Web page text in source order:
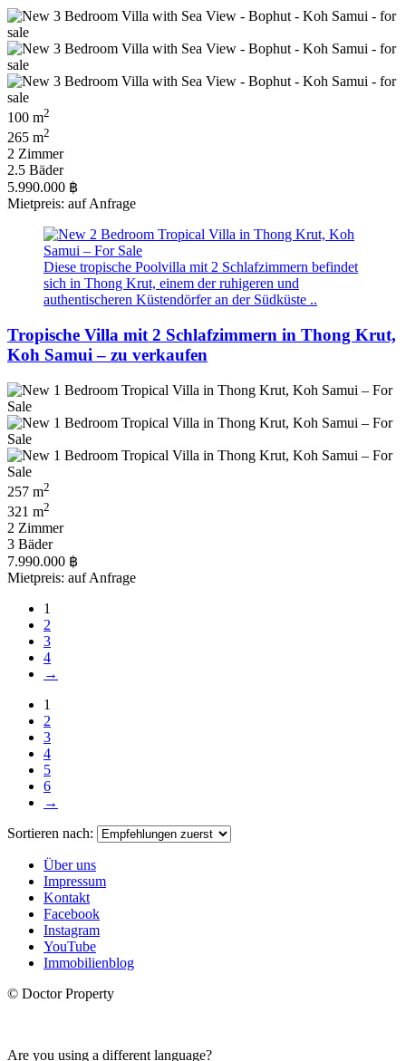
100 m2
265 m2
2 Zimmer
2.5 Bäder
5.990.000 ฿
Mietpreis: auf Anfrage
Diese tropische Poolvilla mit 2 Schlafzimmern befindet
sich in Thong Krut, einem der ruhigeren und
authentischeren Küstendörfer an der Südküste ..
Tropische Villa mit 2 Schlafzimmern in Thong Krut,
Koh Samui – zu verkaufen
257 m2
321 m2
2 Zimmer
3 Bäder
7.990.000 ฿
Mietpreis: auf Anfrage
1
2
3
4
→
1
2
3
4
5
6
→
Sortieren nach:
Über uns
Impressum
Kontakt
Facebook
Instagram
YouTube
Immobilienblog
© Doctor Property
Are you using a different language?